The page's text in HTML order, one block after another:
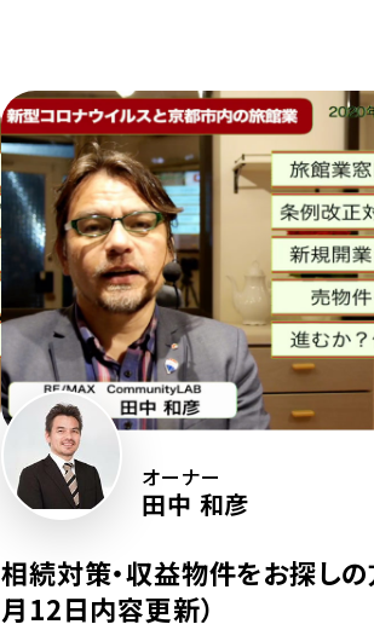
オーナー
田中 和彦
相続対策・収益物件をお探しの
月12日内容更新）